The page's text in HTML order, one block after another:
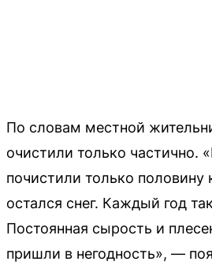
По словам местной
очистили только частично.
почистили только
остался снег. Каждый год
Постоянная сырость и
пришли в негодность», —